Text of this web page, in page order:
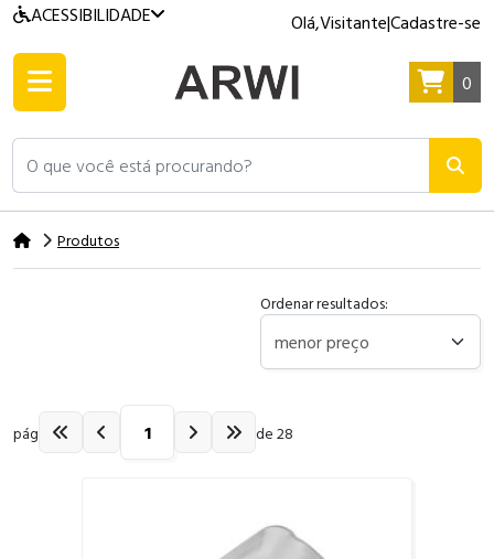
ACESSIBILIDADE Olá,Visitante|Cadastre-se
O que você está procurando?
0
Produtos
Ordenar resultados:
pág de 28